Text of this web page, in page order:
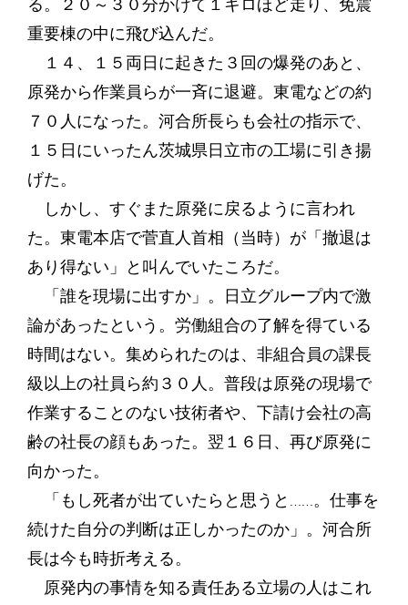
る。２０～３０分かけて１キロほど走り、免震
重要棟の中に飛び込んだ。
１４、１５両日に起きた３回の爆発のあと、
原発から作業員らが一斉に退避。東電などの約
７０人になった。河合所長らも会社の指示で、
１５日にいったん茨城県日立市の工場に引き揚
げた。
しかし、すぐまた原発に戻るように言われ
た。東電本店で菅直人首相（当時）が「撤退は
あり得ない」と叫んでいたころだ。
「誰を現場に出すか」。日立グループ内で激
論があったという。労働組合の了解を得ている
時間はない。集められたのは、非組合員の課長
級以上の社員ら約３０人。普段は原発の現場で
作業することのない技術者や、下請け会社の高
齢の社長の顔もあった。翌１６日、再び原発に
向かった。
「もし死者が出ていたらと思うと……。仕事を
続けた自分の判断は正しかったのか」。河合所
長は今も時折考える。
原発内の事情を知る責任ある立場の人はこれ